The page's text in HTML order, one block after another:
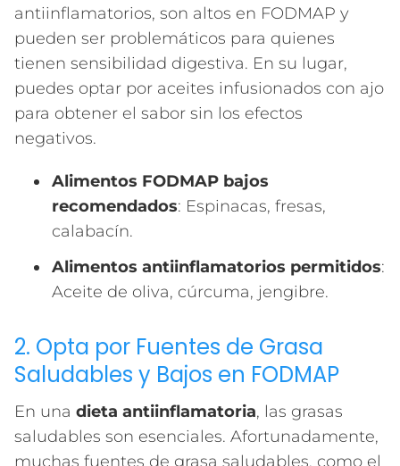
antiinflamatorios, son altos en FODMAP y
pueden ser problemáticos para quienes
tienen sensibilidad digestiva. En su lugar,
puedes optar por aceites infusionados con ajo
para obtener el sabor sin los efectos
negativos.
Alimentos FODMAP bajos
recomendados: Espinacas, fresas,
calabacín.
Alimentos antiinflamatorios permitidos:
Aceite de oliva, cúrcuma, jengibre.
2. Opta por Fuentes de Grasa
Saludables y Bajos en FODMAP
En una dieta antiinflamatoria, las grasas
saludables son esenciales. Afortunadamente,
muchas fuentes de grasa saludables, como el